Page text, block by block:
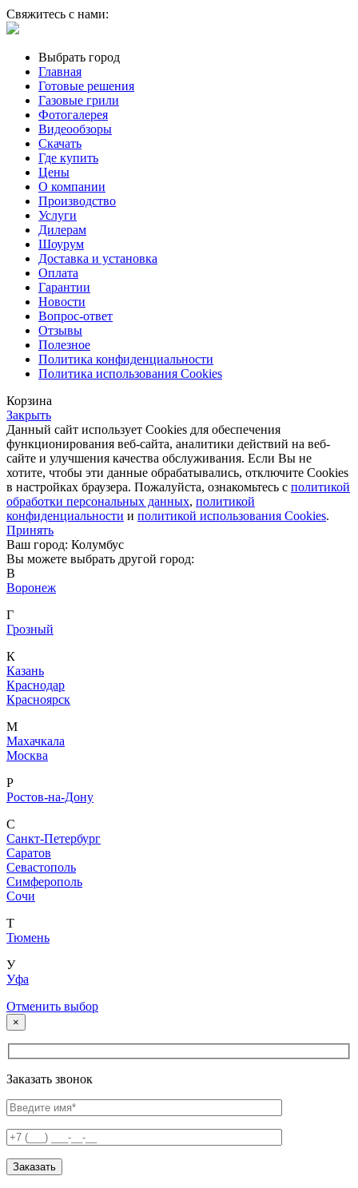
Свяжитесь с нами:
Выбрать город
Главная
Готовые решения
Газовые грили
Фотогалерея
Видеообзоры
Скачать
Где купить
Цены
О компании
Производство
Услуги
Дилерам
Шоурум
Доставка и установка
Оплата
Гарантии
Новости
Вопрос-ответ
Отзывы
Полезное
Политика конфиденциальности
Политика использования Cookies
Корзина
Закрыть
Данный сайт использует Cookies для обеспечения
функционирования веб-сайта, аналитики действий на веб-
сайте и улучшения качества обслуживания. Если Вы не
хотите, чтобы эти данные обрабатывались, отключите Cookies
в настройках браузера. Пожалуйста, ознакомьтесь с политикой
обработки персональных данных, политикой
конфиденциальности и политикой использования Cookies.
Принять
Ваш город: Колумбус
Вы можете выбрать другой город:
В
Воронеж
Г
Грозный
К
Казань
Краснодар
Красноярск
М
Махачкала
Москва
Р
Ростов-на-Дону
С
Санкт-Петербург
Саратов
Севастополь
Симферополь
Сочи
Т
Тюмень
У
Уфа
Отменить выбор
×
Заказать звонок